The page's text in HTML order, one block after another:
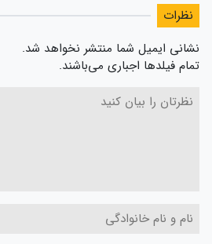
نظرات
نشانی ایمیل شما منتشر نخواهد شد.
تمام فیلدها اجباری می‌باشند.